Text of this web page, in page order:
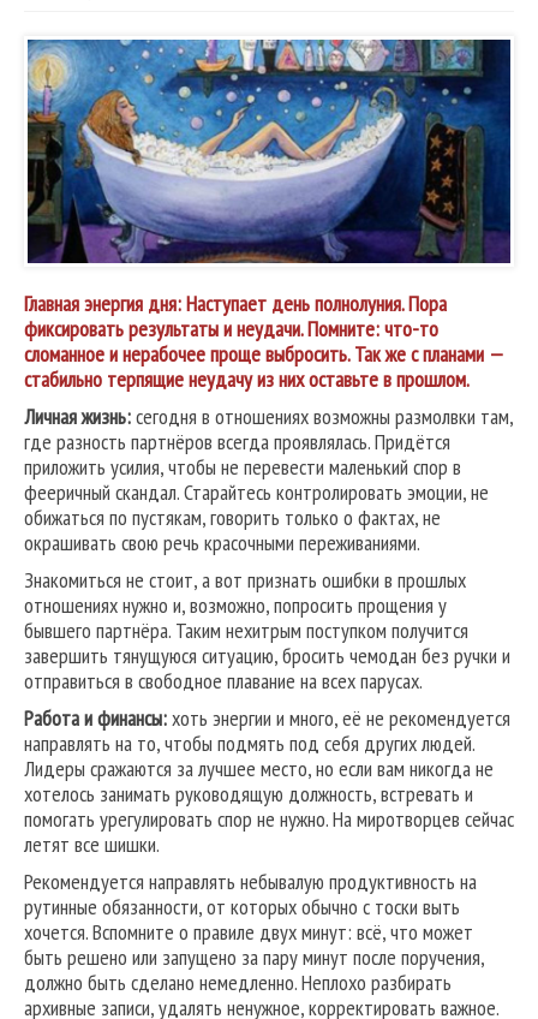
Главная энергия дня:Наступает день полнолуния. Пора
фиксировать результаты и неудачи. Помните: что-то
сломанное и нерабочее проще выбросить. Так же с планами —
стабильно терпящие неудачу из них оставьте в прошлом.
Личная жизнь:сегодня в отношениях возможны размолвки там,
где разность партнёров всегда проявлялась. Придётся
приложить усилия, чтобы не перевести маленький спор в
фееричный скандал. Старайтесь контролировать эмоции, не
обижаться по пустякам, говорить только о фактах, не
окрашивать свою речь красочными переживаниями.
Знакомиться не стоит, а вот признать ошибки в прошлых
отношениях нужно и, возможно, попросить прощения у
бывшего партнёра. Таким нехитрым поступком получится
завершить тянущуюся ситуацию, бросить чемодан без ручки и
отправиться в свободное плавание на всех парусах.
Работа и финансы:хоть энергии и много, её не рекомендуется
направлять на то, чтобы подмять под себя других людей.
Лидеры сражаются за лучшее место, но если вам никогда не
хотелось занимать руководящую должность, встревать и
помогать урегулировать спор не нужно. На миротворцев сейчас
летят все шишки.
Рекомендуется направлять небывалую продуктивность на
рутинные обязанности, от которых обычно с тоски выть
хочется. Вспомните о правиле двух минут: всё, что может
быть решено или запущено за пару минут после поручения,
должно быть сделано немедленно. Неплохо разбирать
архивные записи, удалять ненужное, корректировать важное.